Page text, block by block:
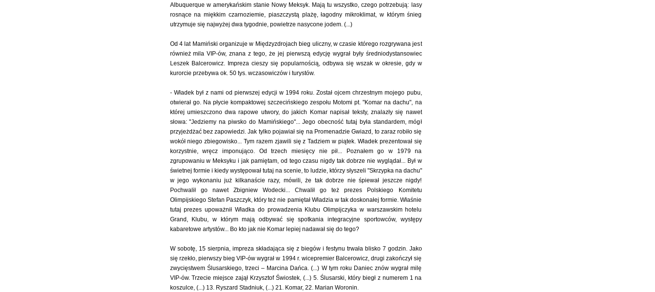
Albuquerque w amerykańskim stanie Nowy Meksyk. Mają tu wszystko, czego potrzebują: lasy
rosnące na miękkim czarnoziemie, piaszczystą plażę, łagodny mikroklimat, w którym śnieg
utrzymuje się najwyżej dwa tygodnie, powietrze nasycone jodem. (...)
Od 4 lat Mamiński organizuje w Międzyzdrojach bieg uliczny, w czasie którego rozgrywana jest
również mila VIP-ów, znana z tego, że jej pierwszą edycję wygrał były średniodystansowiec
Leszek Balcerowicz. Impreza cieszy się popularnością, odbywa się wszak w okresie, gdy w
kurorcie przebywa ok. 50 tys. wczasowiczów i turystów.
- Władek był z nami od pierwszej edycji w 1994 roku. Został ojcem chrzestnym mojego pubu,
otwierał go. Na płycie kompaktowej szczecińskiego zespołu Motomi pt. "Komar na dachu", na
której umieszczono dwa rapowe utwory, do jakich Komar napisał teksty, znalazły się nawet
słowa: "Jedziemy na piwsko do Mamińskiego"... Jego obecność tutaj była standardem, mógł
przyjeżdżać bez zapowiedzi. Jak tylko pojawiał się na Promenadzie Gwiazd, to zaraz robiło się
wokół niego zbiegowisko... Tym razem zjawili się z Tadziem w piątek. Władek prezentował się
korzystnie, wręcz imponująco. Od trzech miesięcy nie pił... Poznałem go w 1979 na
zgrupowaniu w Meksyku i jak pamiętam, od tego czasu nigdy tak dobrze nie wyglądał... Był w
świetnej formie i kiedy występował tutaj na scenie, to ludzie, którzy słyszeli "Skrzypka na dachu"
w jego wykonaniu już kilkanaście razy, mówili, że tak dobrze nie śpiewał jeszcze nigdy!
Pochwalił go nawet Zbigniew Wodecki... Chwalił go też prezes Polskiego Komitetu
Olimpijskiego Stefan Paszczyk, który też nie pamiętał Władzia w tak doskonałej formie. Właśnie
tutaj prezes upoważnił Władka do prowadzenia Klubu Olimpijczyka w warszawskim hotelu
Grand, Klubu, w którym mają odbywać się spotkania integracyjne sportowców, występy
kabaretowe artystów... Bo kto jak nie Komar lepiej nadawał się do tego?
W sobotę, 15 sierpnia, impreza składająca się z biegów i festynu trwała blisko 7 godzin. Jako
się rzekło, pierwszy bieg VIP-ów wygrał w 1994 r. wicepremier Balcerowicz, drugi zakończył się
zwycięstwem Ślusarskiego, trzeci – Marcina Dańca. (...) W tym roku Daniec znów wygrał milę
VIP-ów. Trzecie miejsce zajął Krzysztof Świostek, (...) 5. Ślusarski, który biegł z numerem 1 na
koszulce, (...) 13. Ryszard Stadniuk, (...) 21. Komar, 22. Marian Woronin.